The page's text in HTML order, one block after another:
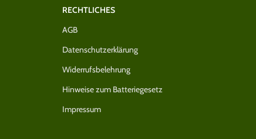
RECHTLICHES
AGB
Datenschutzerklärung
Widerrufsbelehrung
Hinweise zum Batteriegesetz
Impressum